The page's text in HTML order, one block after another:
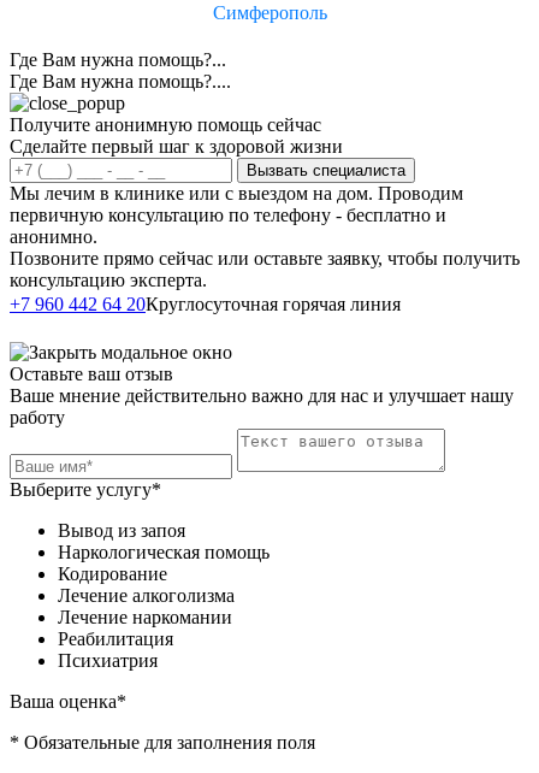
Симферополь
Где Вам нужна помощь?...
Где Вам нужна помощь?....
Получите анонимную помощь сейчас
Сделайте первый шаг к здоровой жизни
Вызвать специалиста
Мы лечим в клинике или с выездом на дом. Проводим
первичную консультацию по телефону - бесплатно и
анонимно.
Позвоните прямо сейчас или оставьте заявку, чтобы получить
консультацию эксперта.
+7 960 442 64 20Круглосуточная горячая линия
Оставьте ваш отзыв
Ваше мнение действительно важно для нас и улучшает нашу
работу
Выберите услугу*
Вывод из запоя
Наркологическая помощь
Кодирование
Лечение алкоголизма
Лечение наркомании
Реабилитация
Психиатрия
Ваша оценка*
* Обязательные для заполнения поля